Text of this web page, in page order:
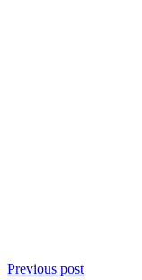
Previous post